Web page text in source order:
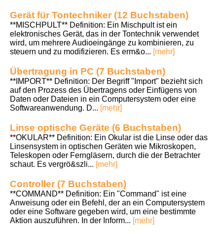
Gerät für Tontechniker (12 Buchstaben)
**MISCHPULT** Definition: Ein Mischpult ist ein
elektronisches Gerät, das in der Tontechnik verwendet
wird, um mehrere Audioeingänge zu kombinieren, zu
steuern und zu modifizieren. Es erm&o... [mehr]
Übertragung in PC (7 Buchstaben)
**IMPORT** Definition: Der Begriff "Import" bezieht sich
auf den Prozess des Übertragens oder Einfügens von
Daten oder Dateien in ein Computersystem oder eine
Softwareanwendung. D... [mehr]
Linse optische Geräte (6 Buchstaben)
**OKULAR** Definition: Ein Okular ist die Linse oder das
Linsensystem in optischen Geräten wie Mikroskopen,
Teleskopen oder Ferngläsern, durch die der Betrachter
schaut. Es vergrö&szli... [mehr]
Controller (7 Buchstaben)
**COMMAND** Definition: Ein "Command" ist eine
Anweisung oder ein Befehl, der an ein Computersystem
oder eine Software gegeben wird, um eine bestimmte
Aktion auszuführen. In der Inform... [mehr]